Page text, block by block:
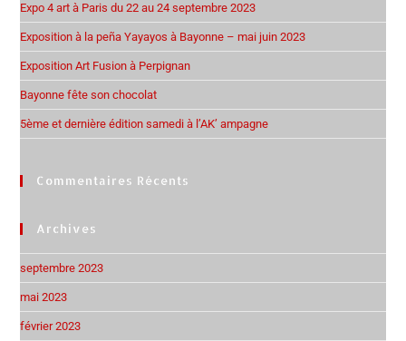
Expo 4 art à Paris du 22 au 24 septembre 2023
Exposition à la peña Yayayos à Bayonne – mai juin 2023
Exposition Art Fusion à Perpignan
Bayonne fête son chocolat
5ème et dernière édition samedi à l’AK’ ampagne
Commentaires Récents
Archives
septembre 2023
mai 2023
février 2023